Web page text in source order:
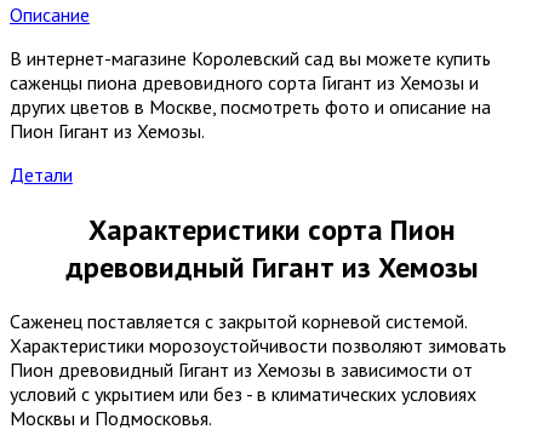
Описание
В интернет-магазине Королевский сад вы можете купить
саженцы пиона древовидного сорта Гигант из Хемозы и
других цветов в Москве, посмотреть фото и описание на
Пион Гигант из Хемозы.
Детали
Характеристики сорта Пион
древовидный Гигант из Хемозы
Саженец поставляется с закрытой корневой системой.
Характеристики морозоустойчивости позволяют зимовать
Пион древовидный Гигант из Хемозы в зависимости от
условий с укрытием или без - в климатических условиях
Москвы и Подмосковья.